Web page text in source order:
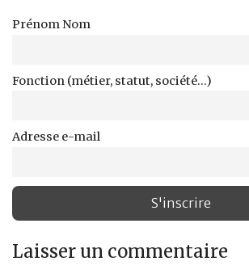
Prénom Nom
Fonction (métier, statut, société...)
Adresse e-mail
Laisser un commentaire